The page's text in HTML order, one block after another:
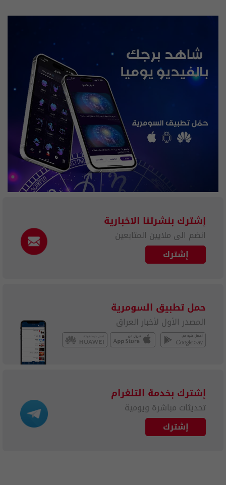
إشترك بنشرتنا الاخبارية
انضم الى ملايين المتابعين
إشترك
حمل تطبيق السومرية
المصدر الأول لأخبار العراق
إشترك بخدمة التلغرام
تحديثات مباشرة ويومية
إشترك